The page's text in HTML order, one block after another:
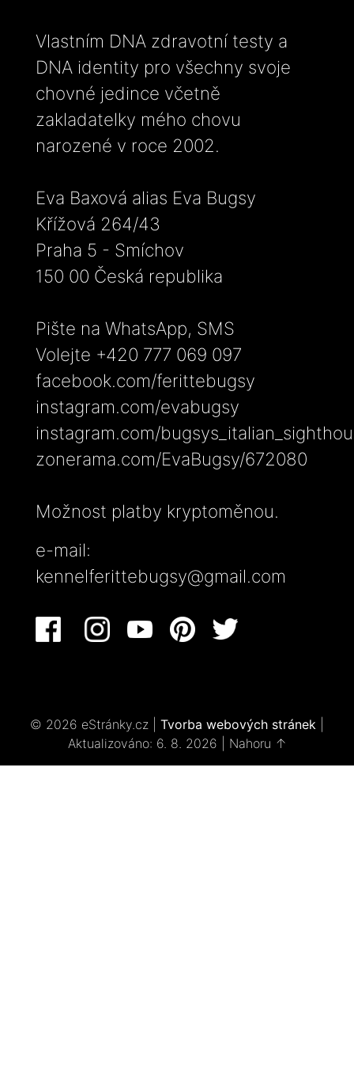
Vlastním DNA zdravotní testy a
DNA identity pro všechny svoje
chovné jedince včetně
zakladatelky mého chovu
narozené v roce 2002.
Eva Baxová alias Eva Bugsy
Křížová 264/43
Praha 5 - Smíchov
150 00 Česká republika
Pište na WhatsApp, SMS
Volejte +420 777 069 097
facebook.com/ferittebugsy
instagram.com/evabugsy
instagram.com/
zonerama.com/EvaBugsy/672080
Možnost platby kryptoměnou.
e-mail:
kennelferittebugsy@gmail.com
© 2026 eStránky.cz Tvorba webových stránek
Aktualizováno: 6. 8. 2026
Nahoru ↑